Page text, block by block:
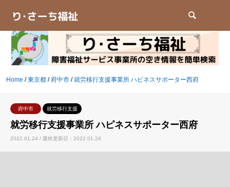
Home /東京都 / 府中市 /就労移行支援事業所 ハピネスサポーター西府
府中市 就労移行支援
就労移行支援事業所 ハピネスサポーター西府
2022.01.24 / 最終更新日：2022.01.24